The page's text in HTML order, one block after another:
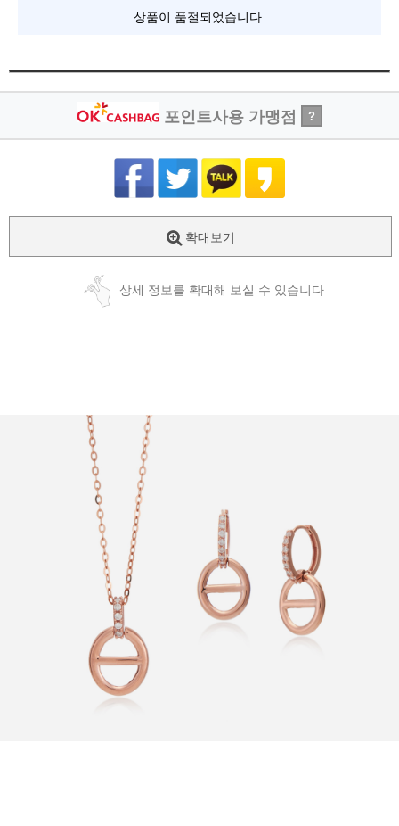
상품이 품절되었습니다.
포인트사용 가맹점 ?
확대보기
상세 정보를 확대해 보실 수 있습니다